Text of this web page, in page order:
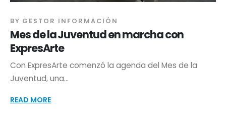
BY GESTOR INFORMACIÓN
Mes de la Juventud en marcha con
ExpresArte
Con ExpresArte comenzó la agenda del Mes de la
Juventud, una...
READ MORE